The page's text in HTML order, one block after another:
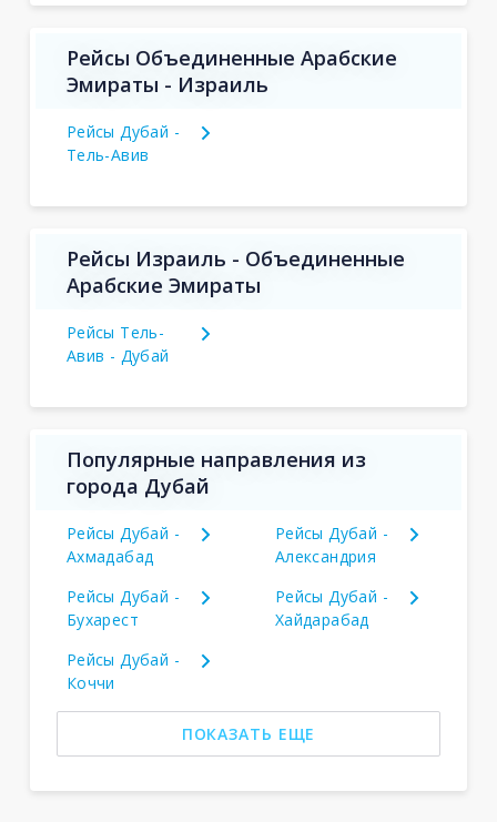
Рейсы Объединенные Арабские
Эмираты - Израиль
Рейсы Дубай -
Тель-Авив
Рейсы Израиль - Объединенные
Арабские Эмираты
Рейсы Тель-
Авив - Дубай
Популярные направления из
города Дубай
Рейсы Дубай -
Ахмадабад
Рейсы Дубай -
Александрия
Рейсы Дубай -
Бухарест
Рейсы Дубай -
Хайдарабад
Рейсы Дубай -
Коччи
ПОКАЗАТЬ ЕЩЕ